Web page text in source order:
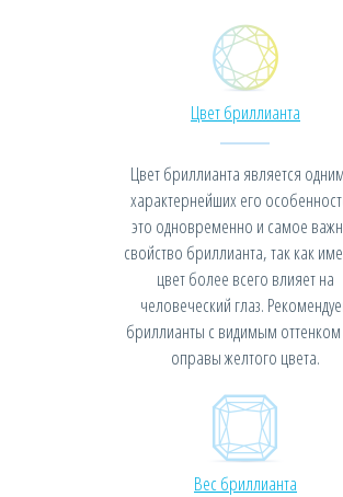
Цвет бриллианта
Цвет бриллианта является
характернейших его
это одновременно и самое
свойство бриллианта, так как
цвет более всего влияет на
человеческий глаз.
бриллианты с видимым оттенком
оправы желтого цвета.
Вес бриллианта